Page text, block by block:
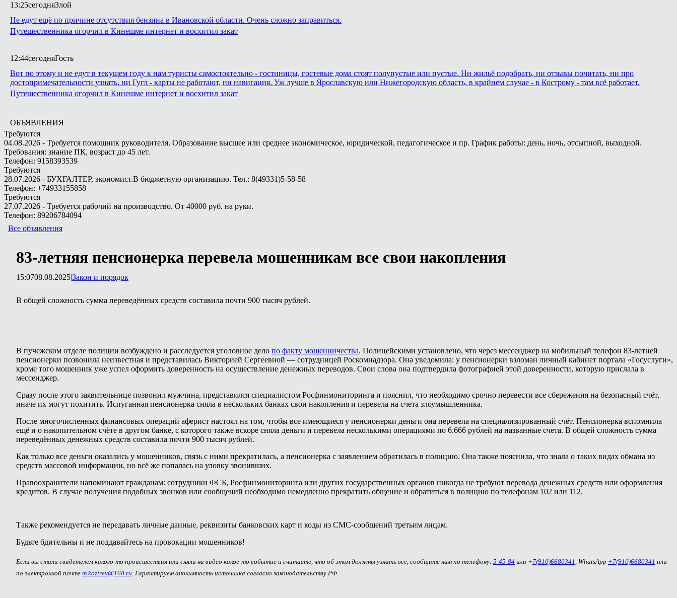
13:25сегодняЗлой
Не едут ещё по причине отсутствия бензина в Ивановской области. Очень сложно заправиться.
Путешественника огорчил в Кинешме интернет и восхитил закат
12:44сегодняГость
Вот по этому и не едут в текущем году к нам туристы самостоятельно - гостиницы, гостевые дома стоят полупустые или пустые. Ни жильё подобрать, ни отзывы почитать, ни про
достопримечательности узнать, ни Гугл - карты не работают, ни навигация. Уж лучше в Ярославскую или Нижегородскую область, в крайнем случае - в Кострому - там всё работает.
Путешественника огорчил в Кинешме интернет и восхитил закат
ОБЪЯВЛЕНИЯ
Требуются
04.08.2026 - Требуется помощник руководителя. Образование высшее или среднее экономическое, юридической, педагогическое и пр. График работы: день, ночь, отсыпной, выходной.
Требования: знание ПК, возраст до 45 лет.
Телефон: 9158393539
Требуются
28.07.2026 - БУХГАЛТЕР, экономист.В бюджетную организацию. Тел.: 8(49331)5-58-58
Телефон: +74933155858
Требуются
27.07.2026 - Требуется рабочий на производство. От 40000 руб. на руки.
Телефон: 89206784094
Все объявления
83-летняя пенсионерка перевела мошенникам все свои накопления
15:0708.08.2025|Закон и порядок
В общей сложность сумма переведённых средств составила почти 900 тысяч рублей.
В пучежском отделе полиции возбуждено и расследуется уголовное дело по факту мошенничества. Полицейскими установлено, что через мессенджер на мобильный телефон 83-летней
пенсионерки позвонила неизвестная и представилась Викторией Сергеевной — сотрудницей Роскомнадзора. Она уведомила: у пенсионерки взломан личный кабинет портала «Госуслуги»,
кроме того мошенник уже успел оформить доверенность на осуществление денежных переводов. Свои слова она подтвердила фотографией этой доверенности, которую прислала в
мессенджер.
Сразу после этого заявительнице позвонил мужчина, представился специалистом Росфинмониторинга и пояснил, что необходимо срочно перевести все сбережения на безопасный счёт,
иначе их могут похитить. Испуганная пенсионерка сняла в нескольких банках свои накопления и перевела на счета злоумышленника.
После многочисленных финансовых операций аферист настоял на том, чтобы все имеющиеся у пенсионерки деньги она перевела на специализированный счёт. Пенсионерка вспомнила
ещё и о накопительном счёте в другом банке, с которого также вскоре сняла деньги и перевела несколькими операциями по 6.666 рублей на названные счета. В общей сложность сумма
переведённых денежных средств составила почти 900 тысяч рублей.
Как только все деньги оказались у мошенников, связь с ними прекратилась, а пенсионерка с заявлением обратилась в полицию. Она также пояснила, что знала о таких видах обмана из
средств массовой информации, но всё же попалась на уловку звонивших.
Правоохранители напоминают гражданам: сотрудники ФСБ, Росфинмониторинга или других государственных органов никогда не требуют перевода денежных средств или оформления
кредитов. В случае получения подобных звонков или сообщений необходимо немедленно прекратить общение и обратиться в полицию по телефонам 102 или 112.
Также рекомендуется не передавать личные данные, реквизиты банковских карт и коды из СМС-сообщений третьим лицам.
Будьте бдительны и не поддавайтесь на провокации мошенников!
Если вы стали свидетелем какого-то происшествия или сняли на видео какое-то событие и считаете, что об этом должны узнать все, сообщите нам по телефону: 5-45-84 или +7(910)6680341 , WhatsApp +7(910)6680341 или
по электронной почте m.kozirev@168.ru . Гарантируем анонимность источника согласно законодательству РФ.